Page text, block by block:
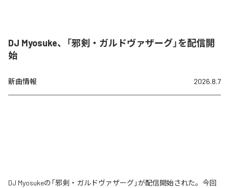
DJ Myosuke、「邪剣・ガルドヴァザーグ」を配信開
始
新曲情報 2026.8.7
DJ Myosukeの「邪剣・ガルドヴァザーグ」が配信開始された。今回